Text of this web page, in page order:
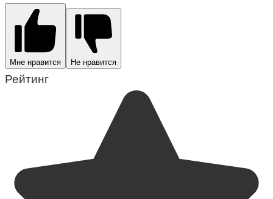
Мне нравится Не нравится
Рейтинг